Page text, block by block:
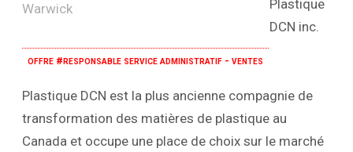
Warwick
offre #responsable service administratif - ventes
Plastique DCN est la plus ancienne compagnie de
transformation des matières de plastique au
Canada et occupe une place de choix sur le marché